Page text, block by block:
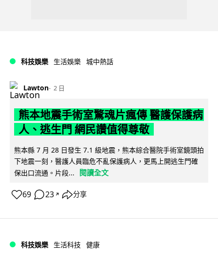
科技娛樂 生活娛樂 城中熱話
Lawton 2 日
熊本地震手術室驚魂片瘋傳 醫護保護病
人、逃生門 網民讚值得尊敬
熊本縣 7 月 28 日發生 7.1 級地震，熊本綜合醫院手術室鏡頭拍
下地震一刻，醫護人員臨危不亂保護病人，更馬上開逃生門確
保出口流通。片段...
閱讀全文
69 23 ↗ 分享
科技娛樂 生活科技 健康